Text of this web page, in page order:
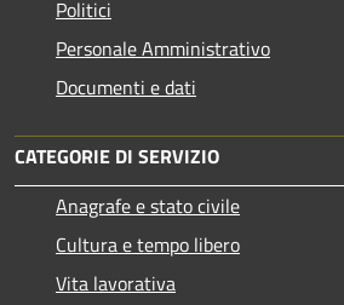
Politici
Personale Amministrativo
Documenti e dati
CATEGORIE DI SERVIZIO
Anagrafe e stato civile
Cultura e tempo libero
Vita lavorativa